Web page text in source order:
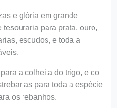
e glória em grande
para prata, ouro,
escudos, e toda a
a colheita do trigo, e do
para toda a espécie
os rebanhos.